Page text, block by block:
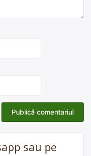
sau pe